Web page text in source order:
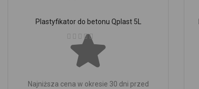
Plastyfikator do betonu Qplast 5L
Ocena:
Najniższa cena w okresie 30 dni przed